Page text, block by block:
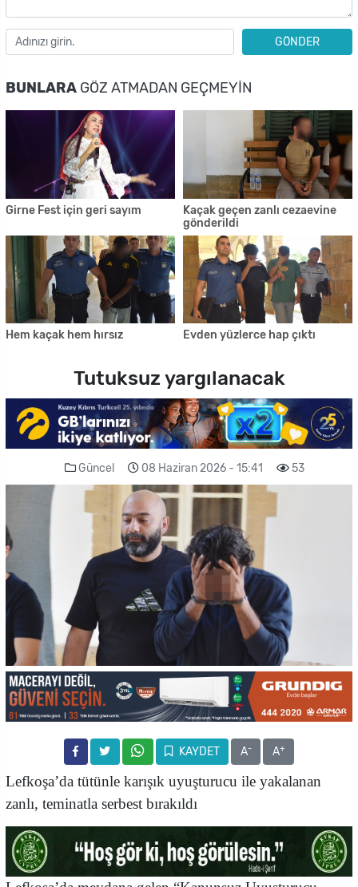
GÖNDER
BUNLARA GÖZ ATMADAN GEÇMEYIN
Girne Fest için geri sayım
Kaçak geçen zanlı cezaevine
gönderildi
Hem kaçak hem hırsız Evden yüzlerce hap çıktı
Tutuksuz yargılanacak
Güncel 08 Haziran 2026 - 15:41 53
KAYDET A- A+
Lefkoşa’da tütünle karışık uyuşturucu ile yakalanan
zanlı, teminatla serbest bırakıldı